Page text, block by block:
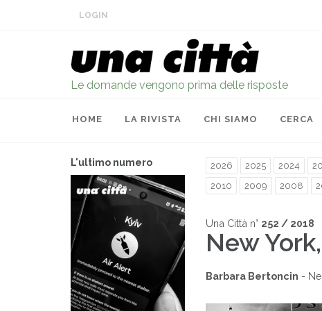
LOGIN
Le domande vengono prima delle risposte
HOME LA RIVISTA CHI SIAMO CERCA
L'ultimo numero 2026 2025 2024
2010
2009 2008
Una Città n° 252 / 2018
New
Barbara Bertoncin -